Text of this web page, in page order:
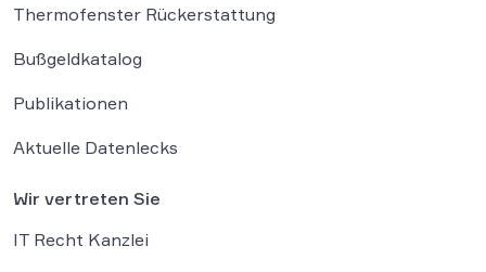
Thermofenster Rückerstattung
Bußgeldkatalog
Publikationen
Aktuelle Datenlecks
Wir vertreten Sie
IT Recht Kanzlei